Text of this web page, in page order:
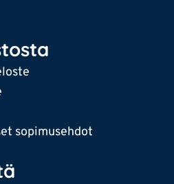
sopimusehdot